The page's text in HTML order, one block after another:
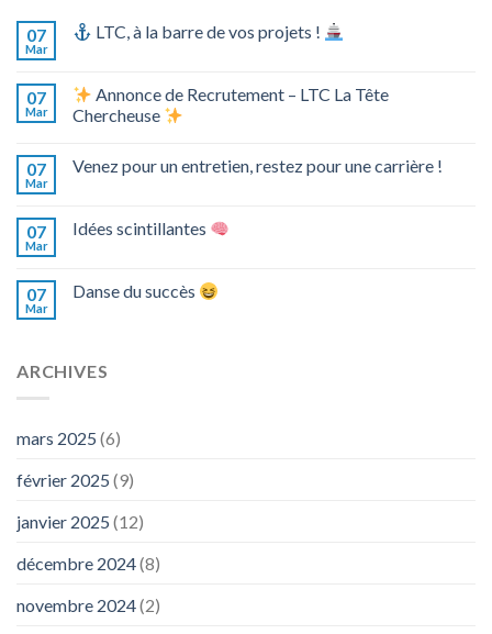
07
Mar
LTC, à la barre de vos projets !
07
Mar
Annonce de Recrutement – LTC La Tête
Chercheuse
07
Mar
Venez pour un entretien, restez pour une carrière !
07
Mar
Idées scintillantes
07
Mar
Danse du succès
ARCHIVES
mars 2025 (6)
février 2025 (9)
janvier 2025 (12)
décembre 2024(8)
novembre 2024(2)